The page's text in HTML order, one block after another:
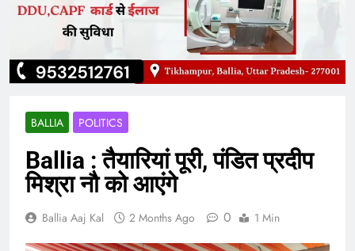
BALLIA POLITICS
Ballia : तैयारियां पूरी, पंडित प्रदीप
मिश्रा नौ को आएंगे
Ballia Aaj Kal 2 Months Ago 0 1 Min